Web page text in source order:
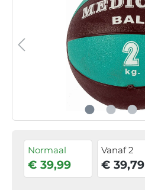
Normaal
€ 39,99
Vanaf 2
€ 39,79